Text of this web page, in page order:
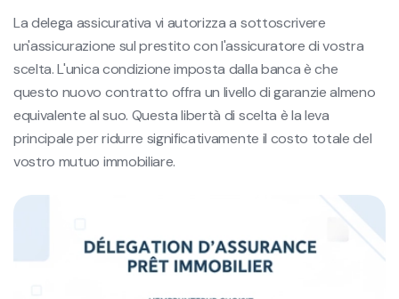
La delega assicurativa vi autorizza a sottoscrivere
un'assicurazione sul prestito con l'assicuratore di vostra
scelta. L'unica condizione imposta dalla banca è che
questo nuovo contratto offra un livello di garanzie almeno
equivalente al suo. Questa libertà di scelta è la leva
principale per ridurre significativamente il costo totale del
vostro mutuo immobiliare.